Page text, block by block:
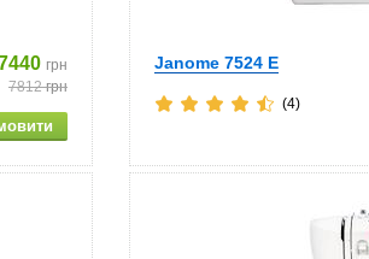
грн
7812грн
Janome 7524 E
(4)